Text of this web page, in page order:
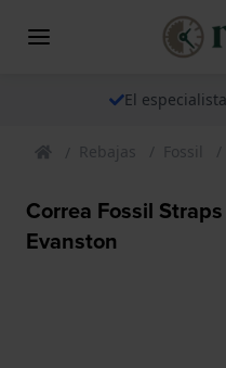
El
Rebajas Fossil
Correa Fossil
Evanston